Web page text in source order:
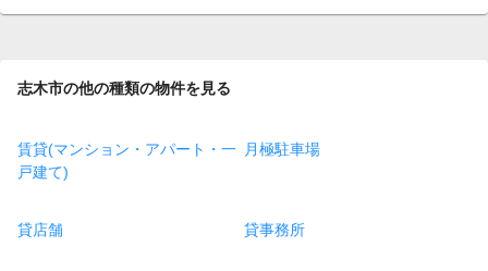
page
志木市の他の種類の物件を見る
賃貸(マンション・アパート・一
戸建て)
月極駐車場
貸店舗 貸事務所